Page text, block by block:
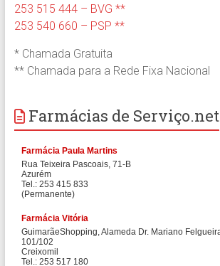
253 515 444 – BVG **
253 540 660 – PSP **
* Chamada Gratuita
** Chamada para a Rede Fixa Nacional
Farmácias de Serviço.net